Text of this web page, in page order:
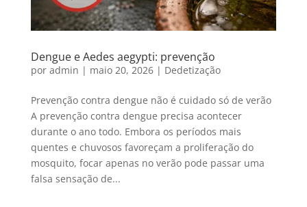
Dengue e Aedes aegypti: prevenção
por admin | maio 20, 2026| Dedetização
Prevenção contra dengue não é cuidado só de verão
A prevenção contra dengue precisa acontecer
durante o ano todo. Embora os períodos mais
quentes e chuvosos favoreçam a proliferação do
mosquito, focar apenas no verão pode passar uma
falsa sensação de...